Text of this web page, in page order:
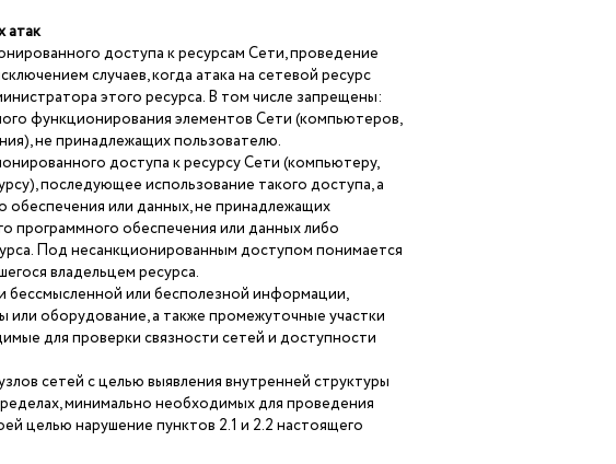
атак
доступа к ресурсам Сети, проведение
случаев, когда атака на сетевой ресурс
этого ресурса. В том числе запрещены:
функционирования элементов Сети (компьютеров,
не принадлежащих пользователю.
доступа к ресурсу Сети (компьютеру,
последующее использование такого доступа, а
или данных, не принадлежащих
программного обеспечения или данных либо
Под несанкционированным доступом понимается
владельцем ресурса.
или бесполезной информации,
оборудование, а также промежуточные участки
для проверки связности сетей и доступности
сетей с целью выявления внутренней структуры
минимально необходимых для проведения
целью нарушение пунктов 2.1 и 2.2 настоящего